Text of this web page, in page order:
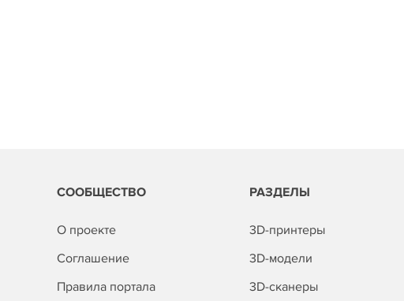
СООБЩЕСТВО
О проекте
Соглашение
Правила портала
РАЗДЕЛЫ
3D-принтеры
3D-модели
3D-сканеры